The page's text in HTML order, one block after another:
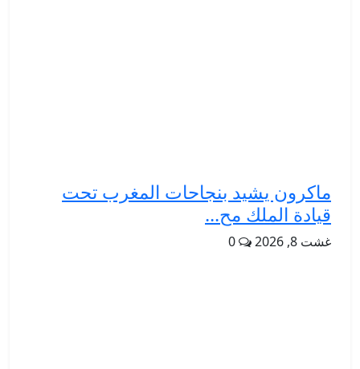
ماكرون يشيد بنجاحات المغرب تحت
قيادة الملك مح...
غشت 8, 2026 0